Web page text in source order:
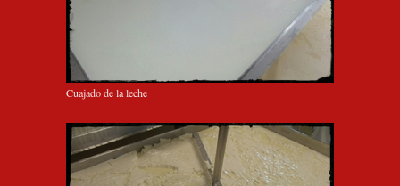
Cuajado de la leche